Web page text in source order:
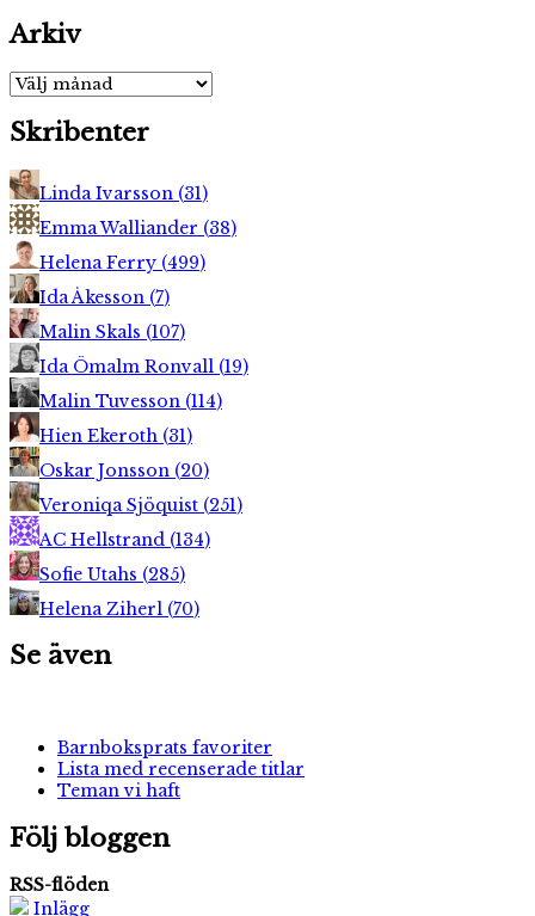
Arkiv
Arkiv
Skribenter
Linda Ivarsson (31)
Emma Walliander (38)
Helena Ferry (499)
Ida Åkesson (7)
Malin Skals (107)
Ida Ömalm Ronvall (19)
Malin Tuvesson (114)
Hien Ekeroth (31)
Oskar Jonsson (20)
Veroniqa Sjöquist (251)
AC Hellstrand (134)
Sofie Utahs (285)
Helena Ziherl (70)
Se även
Barnboksprats favoriter
Lista med recenserade titlar
Teman vi haft
Följ bloggen
RSS-flöden
Inlägg